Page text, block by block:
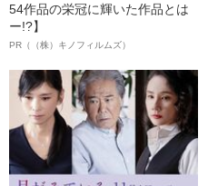
54作品の栄冠に輝いた作品とは
ー!?】
PR（（株）キノフィルムズ）